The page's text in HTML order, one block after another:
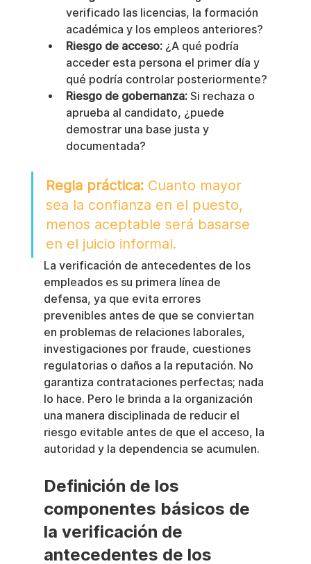
verificado las licencias, la formación
académica y los empleos anteriores?
Riesgo de acceso: ¿A qué podría
acceder esta persona el primer día y
qué podría controlar posteriormente?
Riesgo de gobernanza: Si rechaza o
aprueba al candidato, ¿puede
demostrar una base justa y
documentada?
Regla práctica: Cuanto mayor
sea la confianza en el puesto,
menos aceptable será basarse
en el juicio informal.
La verificación de antecedentes de los
empleados es su primera línea de
defensa, ya que evita errores
prevenibles antes de que se conviertan
en problemas de relaciones laborales,
investigaciones por fraude, cuestiones
regulatorias o daños a la reputación. No
garantiza contrataciones perfectas; nada
lo hace. Pero le brinda a la organización
una manera disciplinada de reducir el
riesgo evitable antes de que el acceso, la
autoridad y la dependencia se acumulen.
Definición de los
componentes básicos de
la verificación de
antecedentes de los